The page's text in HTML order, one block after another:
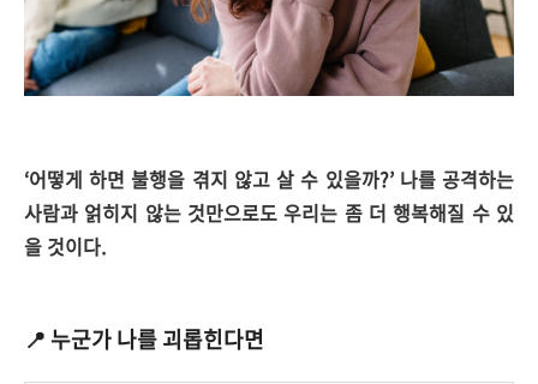
‘어떻게 하면 불행을 겪지 않고 살 수 있을까?’ 나를 공격하는
사람과 얽히지 않는 것만으로도 우리는 좀 더 행복해질 수 있
을 것이다.
📍 누군가 나를 괴롭힌다면